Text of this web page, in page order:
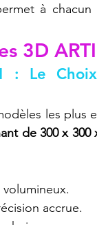
à
3D
: Le
les plus
de 300 x 300
accrue.